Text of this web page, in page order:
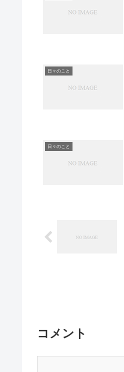
日々のこと
日々のこと
コメント